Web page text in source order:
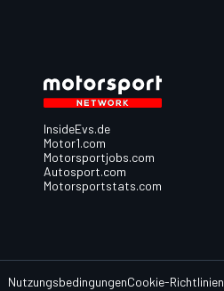
InsideEvs.de
Motor1.com
Motorsportjobs.com
Autosport.com
Motorsportstats.com
NutzungsbedingungenCookie-Richtlinien